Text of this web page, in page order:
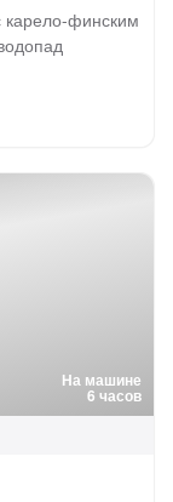
карело-финским
На машине
6 часов